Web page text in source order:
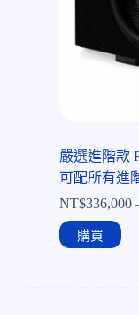
嚴選進階款
可配所有進
NT$336,000
購買